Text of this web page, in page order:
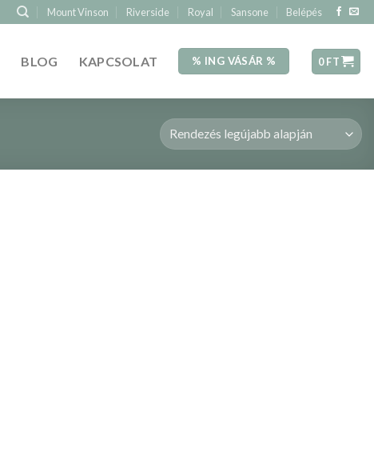
Mount Vinson Riverside Royal Sansone Belépés
BLOG KAPCSOLAT % ING VÁSÁR % 0FT